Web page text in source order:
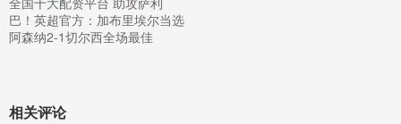
巴！英超官方：加布里埃尔当选
阿森纳2-1切尔西全场最佳
相关评论